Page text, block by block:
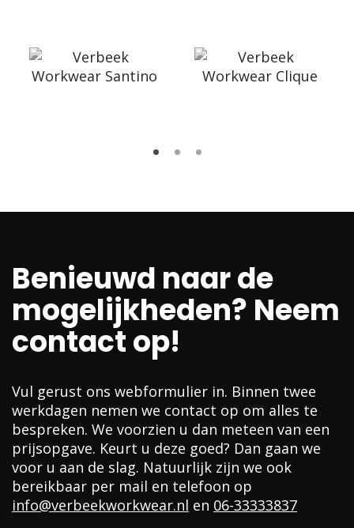
Benieuwd naar de
mogelijkheden? Neem
contact op!
Vul gerust ons webformulier in. Binnen twee
werkdagen nemen we contact op om alles te
bespreken. We voorzien u dan meteen van een
prijsopgave. Keurt u deze goed? Dan gaan we
voor u aan de slag. Natuurlijk zijn we ook
bereikbaar per mail en telefoon op
info@verbeekworkwear.nl en 06-33333837